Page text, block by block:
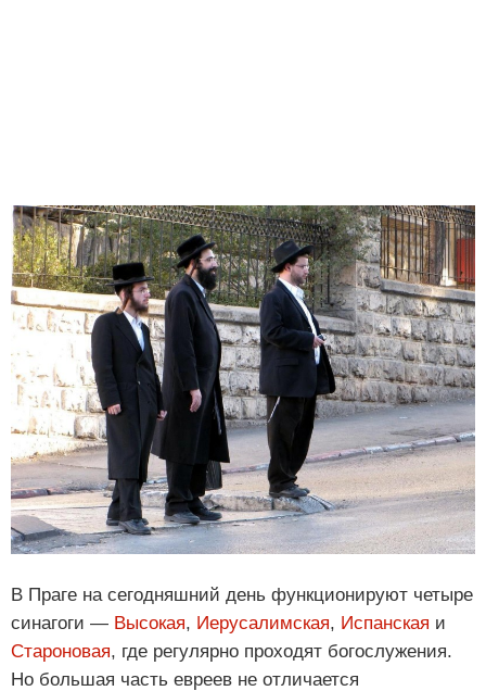
В Праге на сегодняшний день функционируют четыре
синагоги — Высокая, Иерусалимская, Испанская и
Староновая, где регулярно проходят богослужения.
Но большая часть евреев не отличается